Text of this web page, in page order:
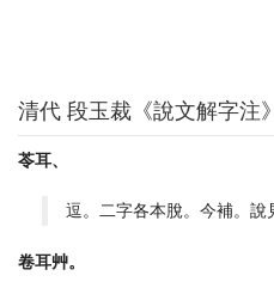
清代 段玉裁《說文解字注》
苓耳、
逗。二字各本脫。今補。說
卷耳艸。